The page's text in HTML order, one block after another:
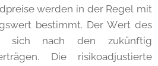
werden in der Regel mit
bestimmt. Der Wert des
sich nach den zukünftig
Die risikoadjustierte